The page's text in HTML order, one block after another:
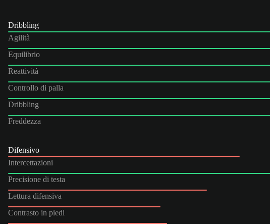
Dribbling
Agilità
Equilibrio
Reattività
Controllo di palla
Dribbling
Freddezza
Difensivo
Intercettazioni
Precisione di testa
Lettura difensiva
Contrasto in piedi